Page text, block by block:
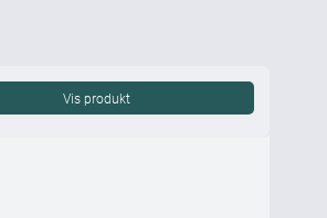
Vis produkt